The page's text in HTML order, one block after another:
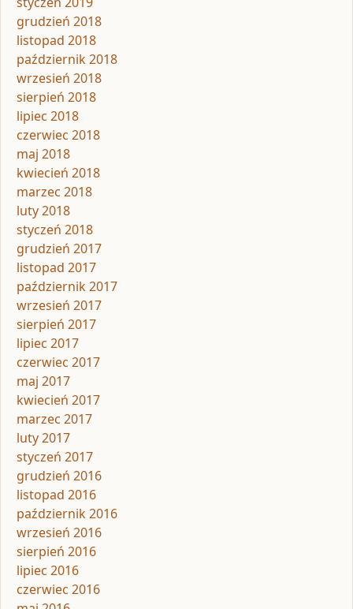
grudzień 2018
listopad 2018
październik 2018
wrzesień 2018
sierpień 2018
lipiec 2018
czerwiec 2018
maj 2018
kwiecień 2018
marzec 2018
luty 2018
styczeń 2018
grudzień 2017
listopad 2017
październik 2017
wrzesień 2017
sierpień 2017
lipiec 2017
czerwiec 2017
maj 2017
kwiecień 2017
marzec 2017
luty 2017
styczeń 2017
grudzień 2016
listopad 2016
październik 2016
wrzesień 2016
sierpień 2016
lipiec 2016
czerwiec 2016